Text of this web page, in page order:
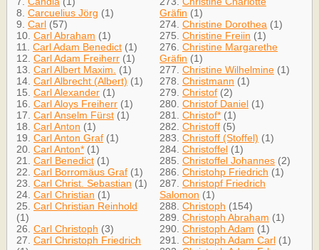
8. Carcuelius Jörg (1)
9. Carl (57)
10. Carl Abraham (1)
11. Carl Adam Benedict (1)
12. Carl Adam Freiherr (1)
13. Carl Albert Maxim.
(1)
14. Carl Albrecht (Albert) (1)
15. Carl Alexander (1)
16. Carl Aloys Freiherr (1)
17. Carl Anselm Fürst (1)
18. Carl Anton (1)
19. Carl Anton Graf (1)
20. Carl Anton* (1)
21. Carl Benedict (1)
22. Carl Borromäus Graf (1)
23. Carl Christ. Sebastian (1)
24. Carl Christian (1)
25. Carl Christian Reinhold
(1)
26. Carl Christoph (3)
27. Carl Christoph Friedrich
Gräfin (1)
274. Christine Dorothea (1)
275. Christine Freiin (1)
276. Christine Margarethe
Gräfin (1)
277. Christine Wilhelmine (1)
278. Christmann (1)
279. Christof (2)
280. Christof Daniel (1)
281. Christof* (1)
282. Christoff (5)
283. Christoff (Stoffel) (1)
284. Christoffel (1)
285. Christoffel Johannes (2)
286. Christohp Friedrich (1)
287. Christopf Friedrich
Salomon (1)
288. Christoph (154)
289. Christoph Abraham (1)
290. Christoph Adam (1)
291. Christoph Adam Carl (1)